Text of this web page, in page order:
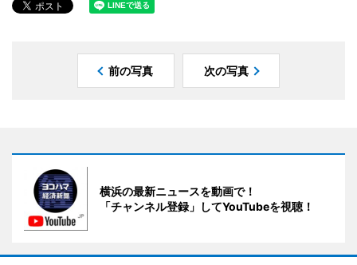
前の写真 次の写真
横浜の最新ニュースを動画で！
「チャンネル登録」してYouTubeを視聴！